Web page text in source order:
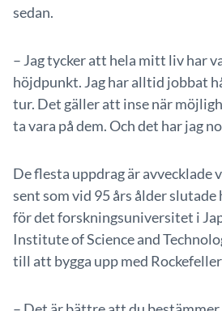
sedan.
– Jag tycker att hela mitt liv har
höjdpunkt. Jag har alltid jobbat
tur. Det gäller att inse när
ta vara på dem. Och det har jag
De flesta uppdrag är avvecklade
sent som vid 95 års ålder
för det forskningsuniversitet i
Institute of Science and
till att bygga upp med